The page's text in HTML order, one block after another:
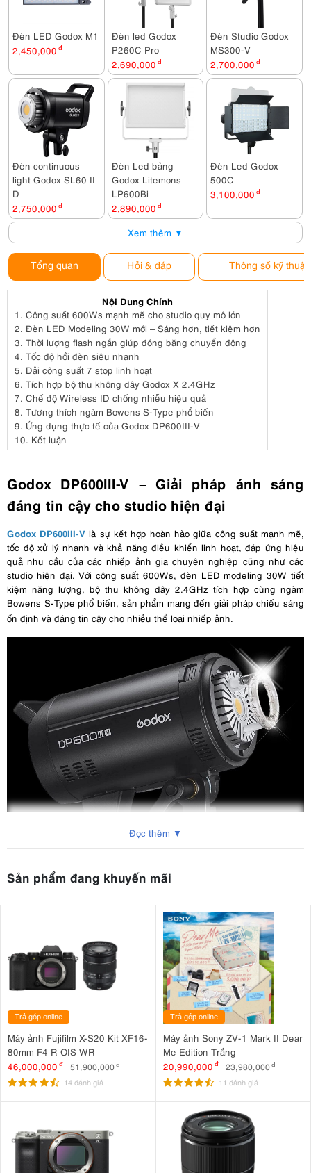
Đèn LED Godox M1
2,450,000 đ
Đèn led Godox
P260C Pro
2,690,000 đ
Đèn Studio Godox
MS300-V
2,700,000 đ
Đèn continuous
light Godox SL60 II
D
2,750,000 đ
Đèn Led bảng
Godox Litemons
LP600Bi
2,890,000 đ
Đèn Led Godox
500C
3,100,000 đ
Xem thêm ▼
Tổng quan Hỏi & đáp Thông số kỹ thuật
Nội Dung Chính
1. Công suất 600Ws mạnh mẽ cho studio quy mô lớn
2. Đèn LED Modeling 30W mới – Sáng hơn, tiết kiệm hơn
3. Thời lượng flash ngắn giúp đóng băng chuyển động
4. Tốc độ hồi đèn siêu nhanh
5. Dải công suất 7 stop linh hoạt
6. Tích hợp bộ thu không dây Godox X 2.4GHz
7. Chế độ Wireless ID chống nhiễu hiệu quả
8. Tương thích ngàm Bowens S-Type phổ biến
9. Ứng dụng thực tế của Godox DP600III-V
10. Kết luận
Godox DP600III-V – Giải pháp ánh sáng
đáng tin cậy cho studio hiện đại
Godox DP600III-V là sự kết hợp hoàn hảo giữa công suất mạnh mẽ,
tốc độ xử lý nhanh và khả năng điều khiển linh hoạt, đáp ứng hiệu
quả nhu cầu của các nhiếp ảnh gia chuyên nghiệp cũng như các
studio hiện đại. Với công suất 600Ws, đèn LED modeling 30W tiết
kiệm năng lượng, bộ thu không dây 2.4GHz tích hợp cùng ngàm
Bowens S-Type phổ biến, sản phẩm mang đến giải pháp chiếu sáng
ổn định và đáng tin cậy cho nhiều thể loại nhiếp ảnh.
1. Công suất 600Ws mạnh mẽ cho studio
quy mô lớn
DP600III-V được trang bị công suất flash lên tới
600Ws, đáp ứng tốt nhu cầu chiếu sáng trong các studio lớn hoặc khi
sử dụng với những phụ kiện tạo sáng kích thước lớn như softbox cỡ
đại, parabolic hay beauty dish. Nguồn sáng mạnh giúp người dùng
dễ dàng kiểm soát ánh sáng, tạo chiều sâu và duy trì chất lượng hình
ảnh sắc nét ngay cả trong những điều kiện chụp phức tạp.
Đọc thêm ▼
Sản phẩm đang khuyến mãi
Trả góp online
Máy ảnh Fujifilm X-S20 Kit XF16-
80mm F4 R OIS WR
46,000,000 đ 51,900,000đ
14 đánh giá
Trả góp online
Máy ảnh Sony ZV-1 Mark II Dear
Me Edition Trắng
20,990,000 đ 23,980,000 đ
11 đánh giá